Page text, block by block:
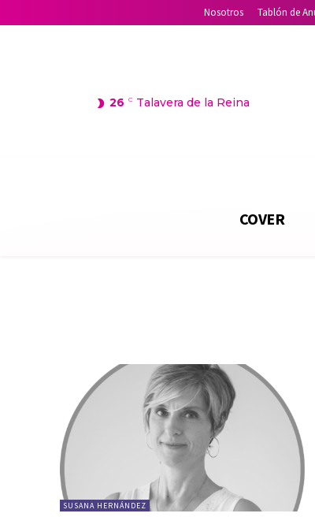
Nosotros Tablón de
26 C Talavera de la Reina
COVER
SUSANA HERNÁNDEZ